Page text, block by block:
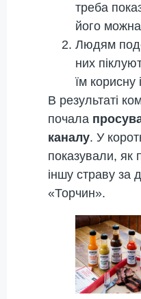
треба
його
Людям
них
їм
В результаті
почала
каналу. У
показували, як
іншу страву за
«Торчин».